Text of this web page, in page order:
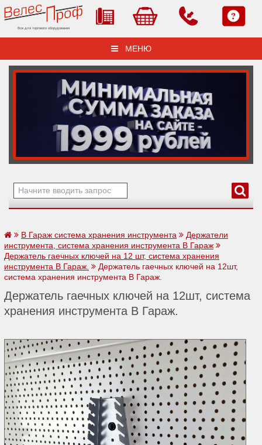
Все для торгового оборудования
МЕНЮ
В Гараж система хранения инструмента
Держатели
инструмента, система хранения инструмента В Гараж
Держатель гаечных ключей на 12 шт, система хранения
инструмента В Гараж.
Держатель гаечных ключей на 12шт,
система хранения инструмента В Гараж.
Держатель гаечных ключей на 12шт, система
хранения инструмента В Гараж.